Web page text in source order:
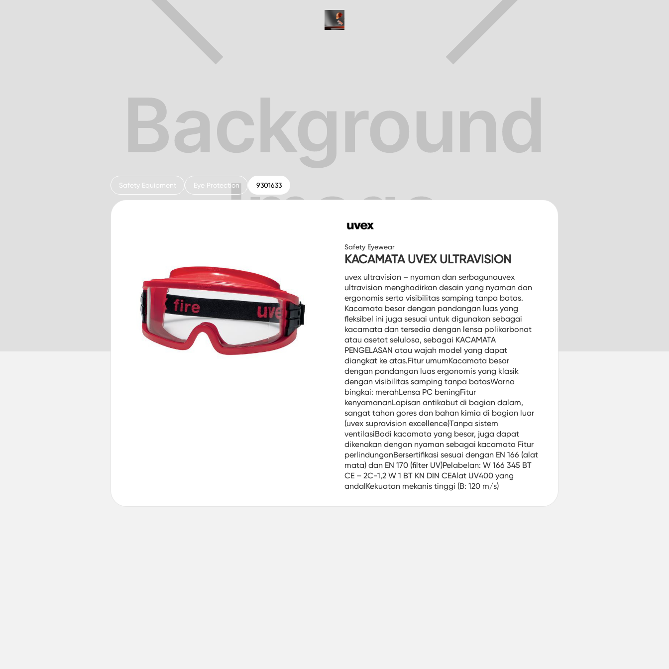
Safety Equipment Eye Protection 9301633
Safety Eyewear
KACAMATA UVEX ULTRAVISION
uvex ultravision – nyaman dan serbagunauvex
ultravision menghadirkan desain yang nyaman dan
ergonomis serta visibilitas samping tanpa batas.
Kacamata besar dengan pandangan luas yang
fleksibel ini juga sesuai untuk digunakan sebagai
kacamata dan tersedia dengan lensa polikarbonat
atau asetat selulosa, sebagai KACAMATA
PENGELASAN atau wajah model yang dapat
diangkat ke atas.Fitur umumKacamata besar
dengan pandangan luas ergonomis yang klasik
dengan visibilitas samping tanpa batasWarna
bingkai: merahLensa PC beningFitur
kenyamananLapisan antikabut di bagian dalam,
sangat tahan gores dan bahan kimia di bagian luar
(uvex supravision excellence)Tanpa sistem
ventilasiBodi kacamata yang besar, juga dapat
dikenakan dengan nyaman sebagai kacamata Fitur
perlindunganBersertifikasi sesuai dengan EN 166 (alat
mata) dan EN 170 (filter UV)Pelabelan: W 166 345 BT
CE – 2C-1,2 W 1 BT KN DIN CEAlat UV400 yang
andalKekuatan mekanis tinggi (B: 120 m/s)